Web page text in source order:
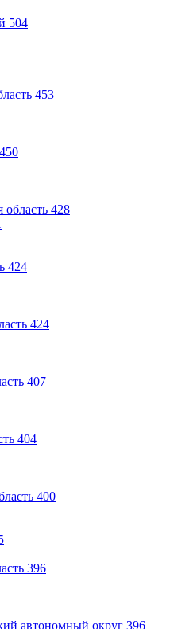
504
453
450
область 428
424
424
407
404
400
396
автономный округ 396